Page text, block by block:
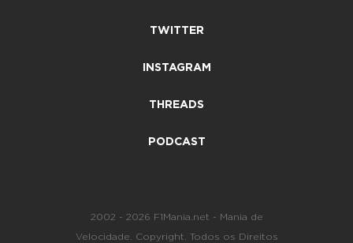
TWITTER
INSTAGRAM
THREADS
PODCAST
2002 - 2026 F1Mania.net - Mania de
Velocidade. Copyright. Todos os Direitos